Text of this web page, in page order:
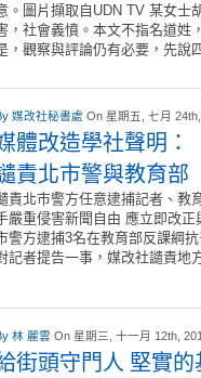
。圖片擷取自UDN TV 某女士
，社會義憤。本文不指名道姓
，觀察與評論仍有必要，先說
媒改社秘書處 On 星期五, 七月
體改造學社聲明：
責北市警與教育部
責北市警方任意逮捕記者、教
嚴重侵害新聞自由 應立即改
警方逮捕3名在教育部反課綱
記者提告一事，媒改社譴責地
林 麗雲 On 星期三, 十一月 12th,
街頭守門人 堅實的